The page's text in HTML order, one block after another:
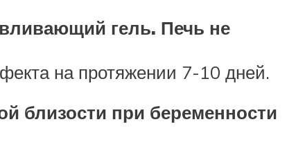
гель. Печь не
на протяжении 7-10 дней.
близости при беременности